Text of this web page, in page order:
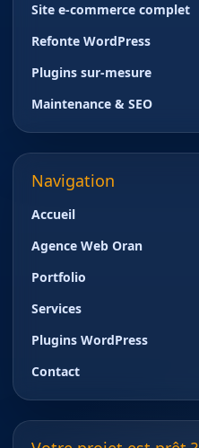
Site e-commerce complet
Refonte WordPress
Plugins sur-mesure
Maintenance & SEO
Navigation
Accueil
Agence Web Oran
Portfolio
Services
Plugins WordPress
Contact